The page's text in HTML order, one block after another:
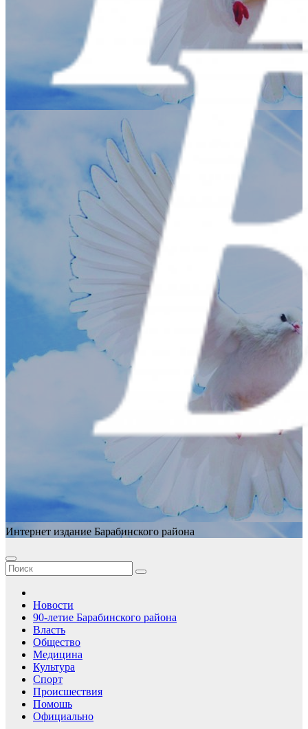
Интернет издание Барабинского района
Новости
90-летие Барабинского района
Власть
Общество
Медицина
Культура
Спорт
Происшествия
Помошь
Официально